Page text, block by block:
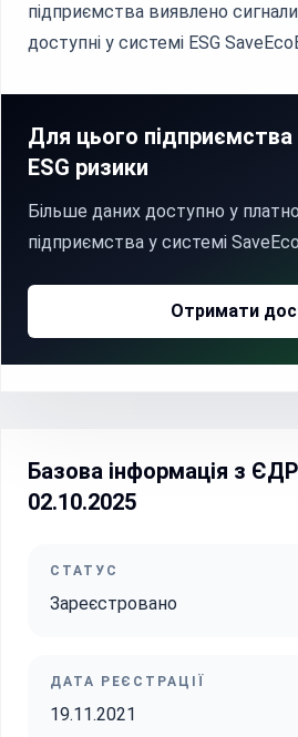
підприємства виявлено
доступні у системі ESG
Для цього підприємства
ESG ризики
Більше даних доступно у
підприємства у системі
Отримати
Базова інформація з
02.10.2025
СТАТУС
Зареєстровано
ДАТА РЕЄСТРАЦІЇ
19.11.2021